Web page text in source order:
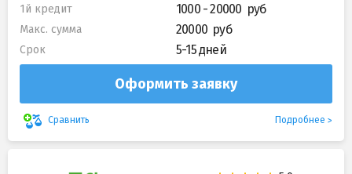
1й кредит 1000 - 20000
Макс. сумма 20000
Срок 5-15 дней
Оформить заявку
Сравнить Подробнее